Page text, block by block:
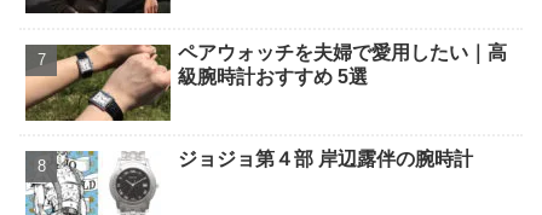
ペアウォッチを夫婦で愛用したい｜高
級腕時計おすすめ 5選
ジョジョ第４部 岸辺露伴の腕時計